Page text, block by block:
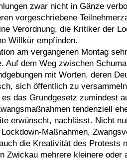
zwar nicht in Gänze
vorgeschriebene
Verordnung, die Kritiker der
Willkür empfinden.
am vergangenen Montag
Auf dem Weg zwischen
mit Worten, deren
sich öffentlich zu
das Grundgesetz zumindest
tendenziell
erwünscht, nachlässt. Nicht
Maßnahmen,
die Kreativität des Protests
Zwickau mehrere kleinere oder